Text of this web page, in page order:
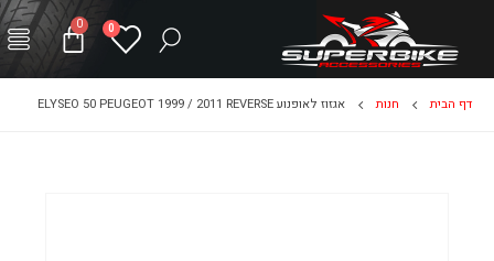
0
0
דף הבית חנות אגזוז לאופנוע ELYSEO 50 PEUGEOT 1999 / 2011 REVERSE